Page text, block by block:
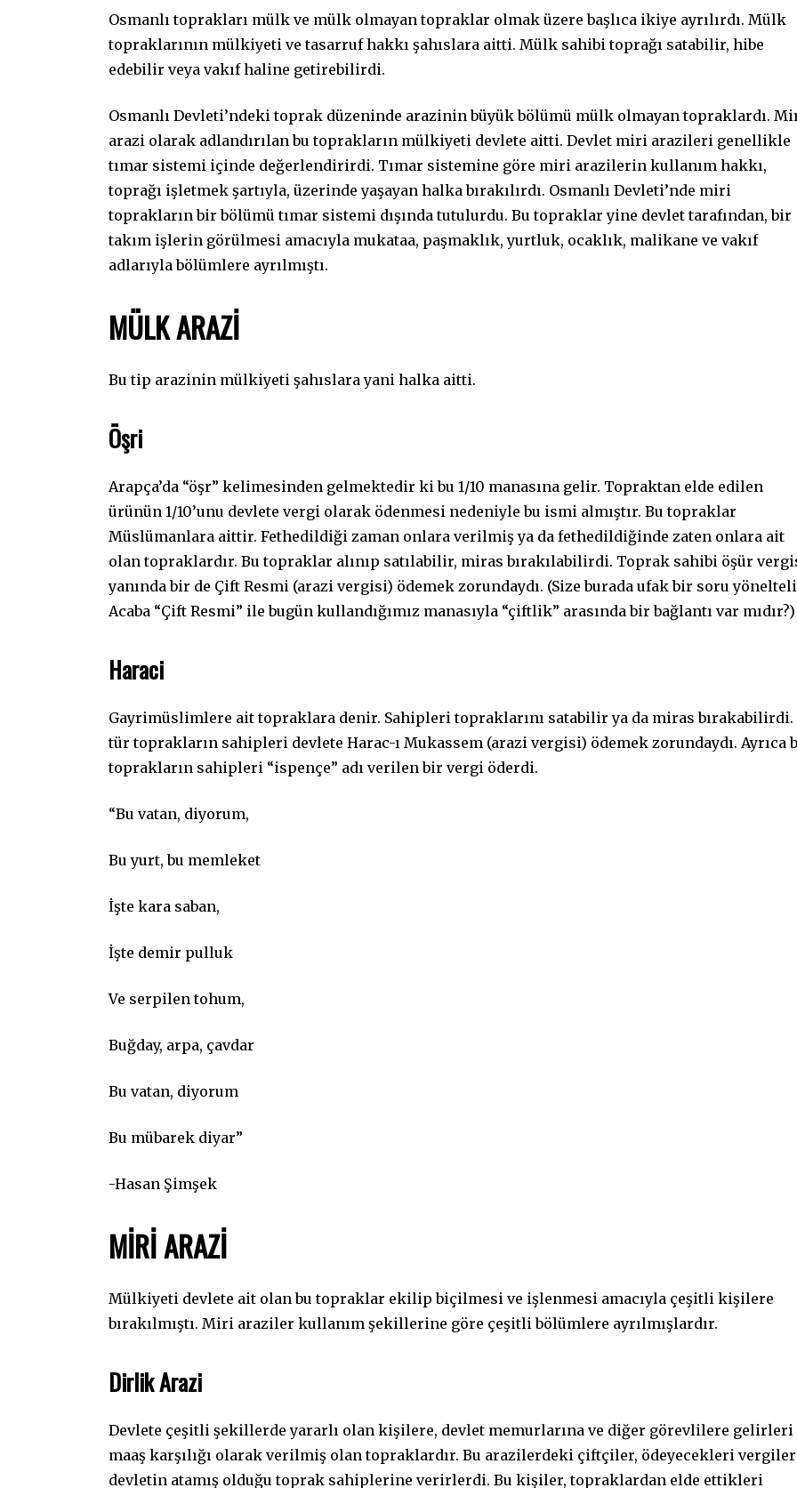
Osmanlı toprakları mülk ve mülk olmayan topraklar olmak üzere başlıca ikiye ayrılırdı. Mülk
topraklarının mülkiyeti ve tasarruf hakkı şahıslara aitti. Mülk sahibi toprağı satabilir, hibe
edebilir veya vakıf haline getirebilirdi.
Osmanlı Devleti’ndeki toprak düzeninde arazinin büyük bölümü mülk olmayan topraklardı.
arazi olarak adlandırılan bu toprakların mülkiyeti devlete aitti. Devlet miri arazileri genellikle
tımar sistemi içinde değerlendirirdi. Tımar sistemine göre miri arazilerin kullanım hakkı,
toprağı işletmek şartıyla, üzerinde yaşayan halka bırakılırdı. Osmanlı Devleti’nde miri
toprakların bir bölümü tımar sistemi dışında tutulurdu. Bu topraklar yine devlet tarafından, bir
takım işlerin görülmesi amacıyla mukataa, paşmaklık, yurtluk, ocaklık, malikane ve vakıf
adlarıyla bölümlere ayrılmıştı.
MÜLK ARAZİ
Bu tip arazinin mülkiyeti şahıslara yani halka aitti.
Öşri
Arapça’da “öşr” kelimesinden gelmektedir ki bu 1/10 manasına gelir. Topraktan elde edilen
ürünün 1/10’unu devlete vergi olarak ödenmesi nedeniyle bu ismi almıştır. Bu topraklar
Müslümanlara aittir. Fethedildiği zaman onlara verilmiş ya da fethedildiğinde zaten onlara ait
olan topraklardır. Bu topraklar alınıp satılabilir, miras bırakılabilirdi. Toprak sahibi öşür
yanında bir de Çift Resmi (arazi vergisi) ödemek zorundaydı. (Size burada ufak bir soru
Acaba “Çift Resmi” ile bugün kullandığımız manasıyla “çiftlik” arasında bir bağlantı var mıdır?)
Haraci
Gayrimüslimlere ait topraklara denir. Sahipleri topraklarını satabilir ya da miras bırakabilirdi.
tür toprakların sahipleri devlete Harac-ı Mukassem (arazi vergisi) ödemek zorundaydı. Ayrıca
toprakların sahipleri “ispençe” adı verilen bir vergi öderdi.
“Bu vatan, diyorum,
Bu yurt, bu memleket
İşte kara saban,
İşte demir pulluk
Ve serpilen tohum,
Buğday, arpa, çavdar
Bu vatan, diyorum
Bu mübarek diyar”
-Hasan Şimşek
MİRİ ARAZİ
Mülkiyeti devlete ait olan bu topraklar ekilip biçilmesi ve işlenmesi amacıyla çeşitli kişilere
bırakılmıştı. Miri araziler kullanım şekillerine göre çeşitli bölümlere ayrılmışlardır.
Dirlik Arazi
Devlete çeşitli şekillerde yararlı olan kişilere, devlet memurlarına ve diğer görevlilere gelirleri
maaş karşılığı olarak verilmiş olan topraklardır. Bu arazilerdeki çiftçiler, ödeyecekleri
devletin atamış olduğu toprak sahiplerine verirlerdi. Bu kişiler, topraklardan elde ettikleri